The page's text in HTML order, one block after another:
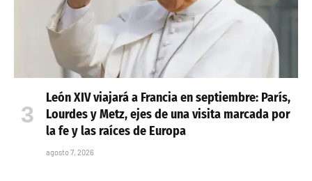
León XIV viajará a Francia en septiembre: París,
Lourdes y Metz, ejes de una visita marcada por
la fe y las raíces de Europa
agosto 7, 2026